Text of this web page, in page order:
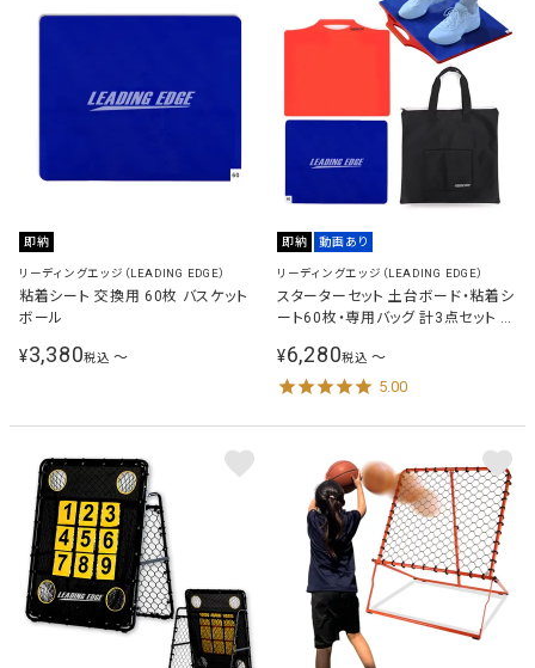
即納
リーディングエッジ（LEADING EDGE）
粘着シート 交換用 60枚 バスケット
ボール
¥3,380税込 〜
即納 動画あり
リーディングエッジ（LEADING EDGE）
スターターセット 土台ボード・粘着シ
ート60枚・専用バッグ 計3点セット バ
¥6,280税込 〜
5.00